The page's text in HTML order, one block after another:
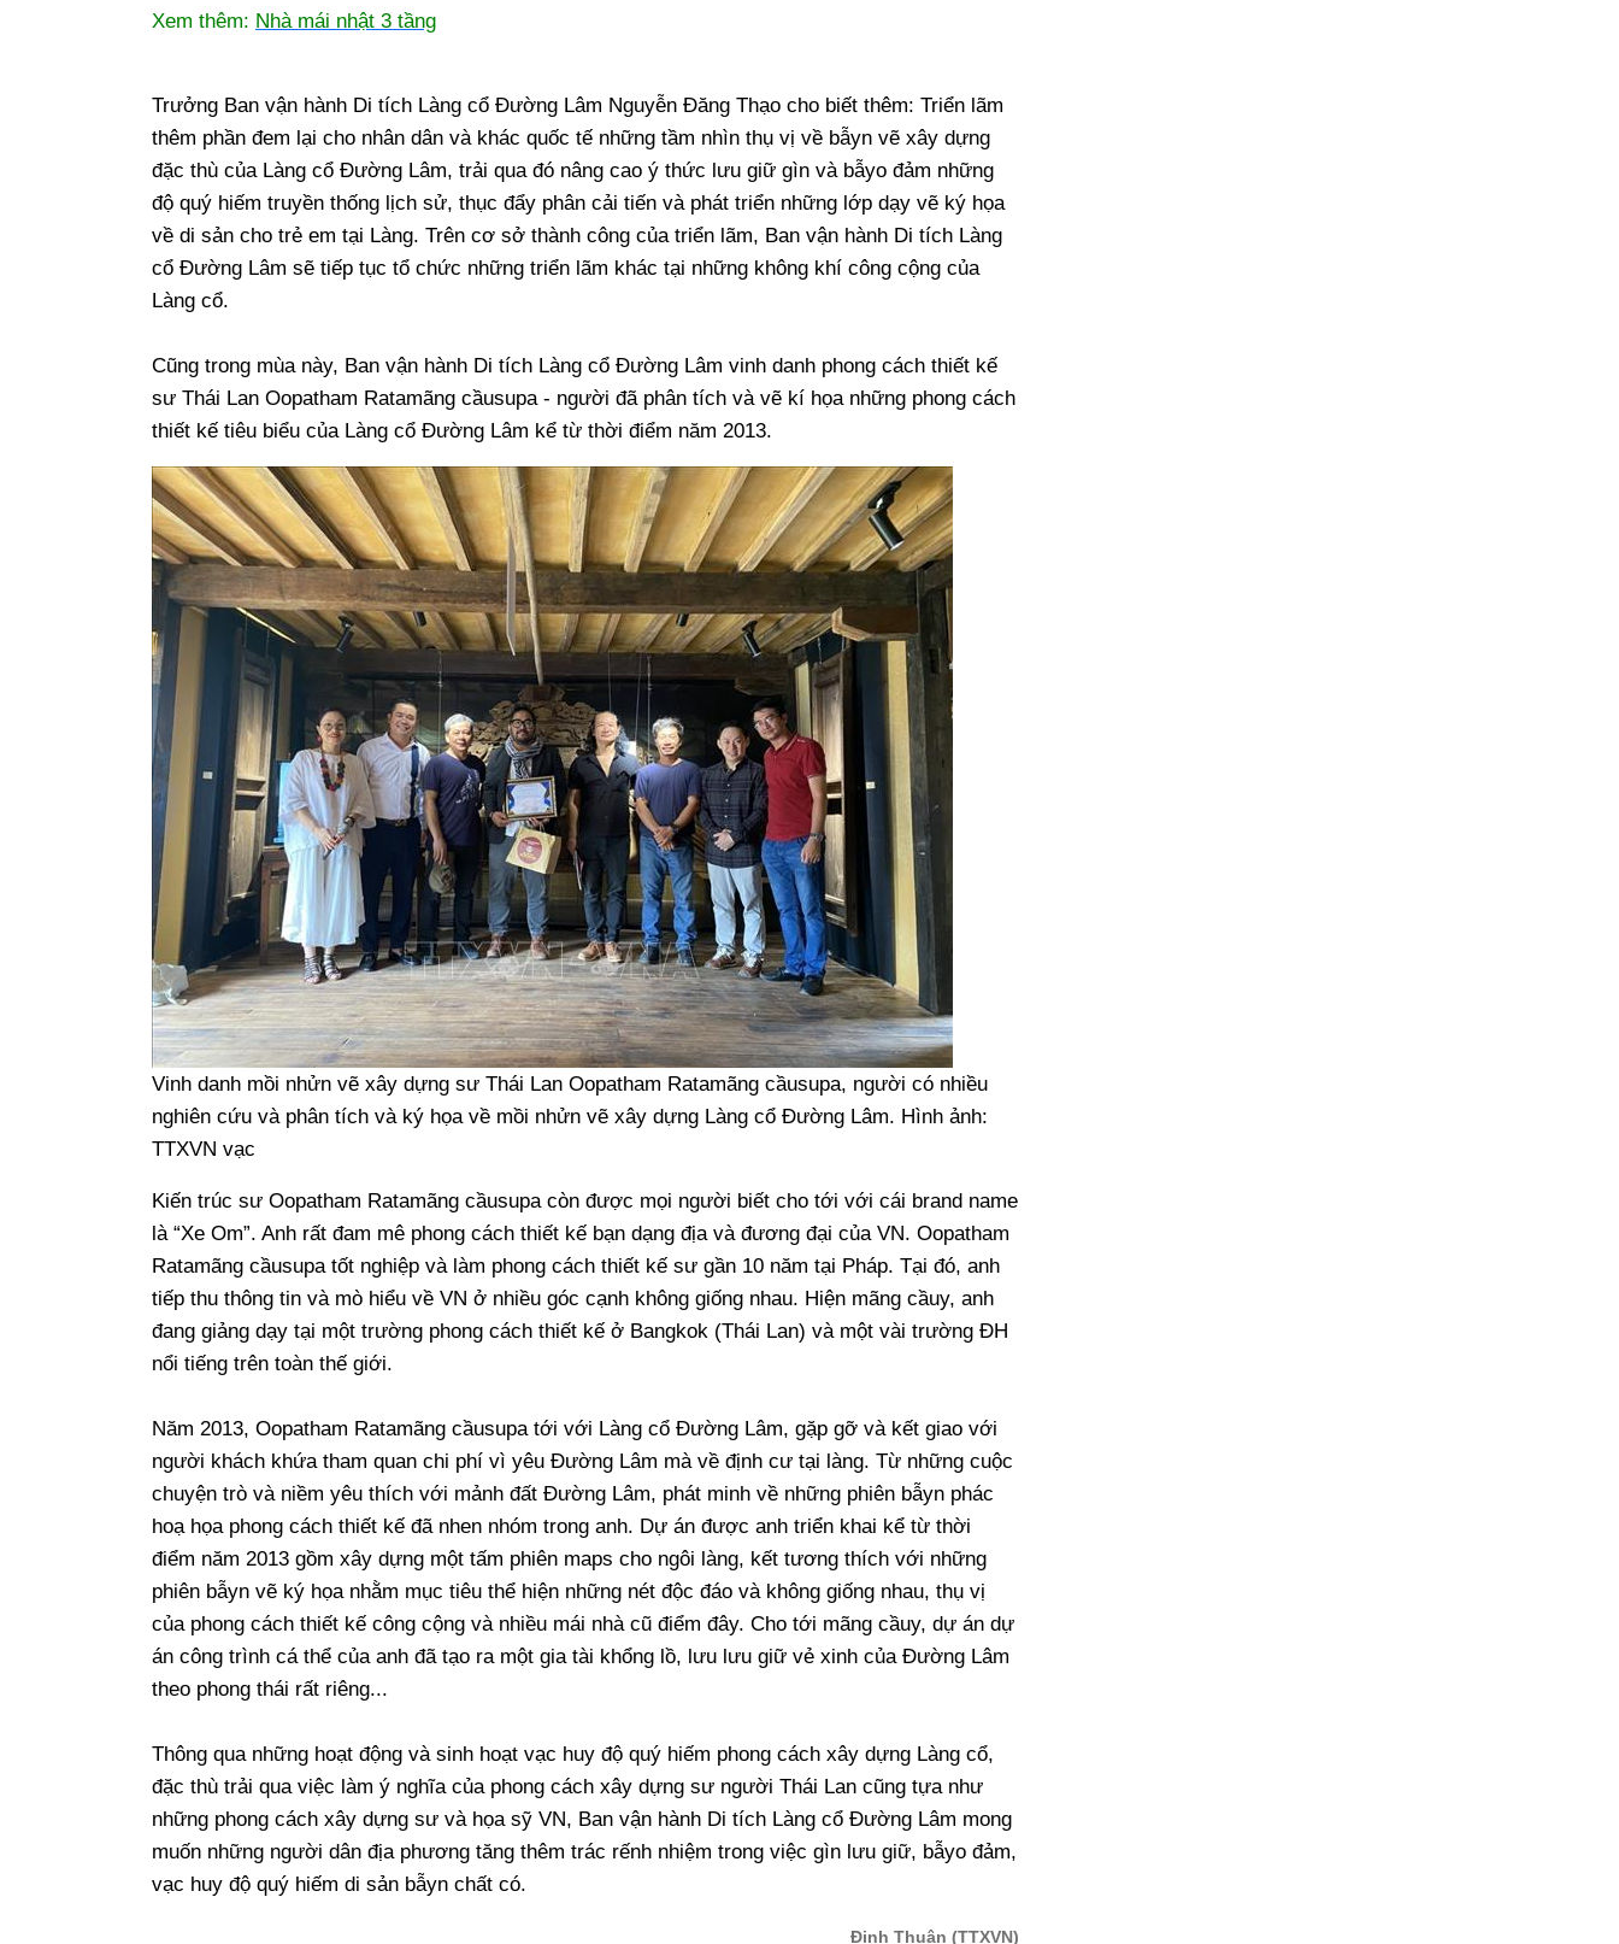
Xem thêm: Nhà mái nhật 3 tầng
Trưởng Ban vận hành Di tích Làng cổ Đường Lâm Nguyễn Đăng Thạo cho biết thêm: Triển lãm
thêm phần đem lại cho nhân dân và khác quốc tế những tầm nhìn thụ vị về bẫyn vẽ xây dựng
đặc thù của Làng cổ Đường Lâm, trải qua đó nâng cao ý thức lưu giữ gìn và bẫyo đảm những
độ quý hiếm truyền thống lịch sử, thục đẩy phân cải tiến và phát triển những lớp dạy vẽ ký họa
về di sản cho trẻ em tại Làng. Trên cơ sở thành công của triển lãm, Ban vận hành Di tích Làng
cổ Đường Lâm sẽ tiếp tục tổ chức những triển lãm khác tại những không khí công cộng của
Làng cổ.
Cũng trong mùa này, Ban vận hành Di tích Làng cổ Đường Lâm vinh danh phong cách thiết kế
sư Thái Lan Oopatham Ratamãng cầusupa - người đã phân tích và vẽ kí họa những phong cách
thiết kế tiêu biểu của Làng cổ Đường Lâm kể từ thời điểm năm 2013.
Vinh danh mồi nhửn vẽ xây dựng sư Thái Lan Oopatham Ratamãng cầusupa, người có nhiều
nghiên cứu và phân tích và ký họa về mồi nhửn vẽ xây dựng Làng cổ Đường Lâm. Hình ảnh:
TTXVN vạc
Kiến trúc sư Oopatham Ratamãng cầusupa còn được mọi người biết cho tới với cái brand name
là “Xe Om”. Anh rất đam mê phong cách thiết kế bạn dạng địa và đương đại của VN. Oopatham
Ratamãng cầusupa tốt nghiệp và làm phong cách thiết kế sư gần 10 năm tại Pháp. Tại đó, anh
tiếp thu thông tin và mò hiểu về VN ở nhiều góc cạnh không giống nhau. Hiện mãng cầuy, anh
đang giảng dạy tại một trường phong cách thiết kế ở Bangkok (Thái Lan) và một vài trường ĐH
nổi tiếng trên toàn thế giới.
Năm 2013, Oopatham Ratamãng cầusupa tới với Làng cổ Đường Lâm, gặp gỡ và kết giao với
người khách khứa tham quan chi phí vì yêu Đường Lâm mà về định cư tại làng. Từ những cuộc
chuyện trò và niềm yêu thích với mảnh đất Đường Lâm, phát minh về những phiên bẫyn phác
hoạ họa phong cách thiết kế đã nhen nhóm trong anh. Dự án được anh triển khai kể từ thời
điểm năm 2013 gồm xây dựng một tấm phiên maps cho ngôi làng, kết tương thích với những
phiên bẫyn vẽ ký họa nhằm mục tiêu thể hiện những nét độc đáo và không giống nhau, thụ vị
của phong cách thiết kế công cộng và nhiều mái nhà cũ điểm đây. Cho tới mãng cầuy, dự án dự
án công trình cá thể của anh đã tạo ra một gia tài khổng lồ, lưu lưu giữ vẻ xinh của Đường Lâm
theo phong thái rất riêng...
Thông qua những hoạt động và sinh hoạt vạc huy độ quý hiếm phong cách xây dựng Làng cổ,
đặc thù trải qua việc làm ý nghĩa của phong cách xây dựng sư người Thái Lan cũng tựa như
những phong cách xây dựng sư và họa sỹ VN, Ban vận hành Di tích Làng cổ Đường Lâm mong
muốn những người dân địa phương tăng thêm trác rếnh nhiệm trong việc gìn lưu giữ, bẫyo đảm,
vạc huy độ quý hiếm di sản bẫyn chất có.
Đinh Thuận (TTXVN)